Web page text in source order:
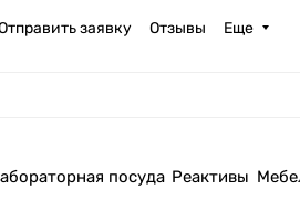
заявку Отзывы Еще
посуда Реактивы